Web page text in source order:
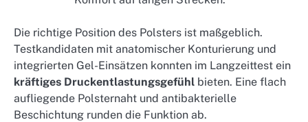
Die richtige Position des Polsters ist maßgeblich.
Testkandidaten mit anatomischer Konturierung und
integrierten Gel-Einsätzen konnten im Langzeittest ein
kräftiges Druckentlastungsgefühl bieten. Eine flach
aufliegende Polsternaht und antibakterielle
Beschichtung runden die Funktion ab.